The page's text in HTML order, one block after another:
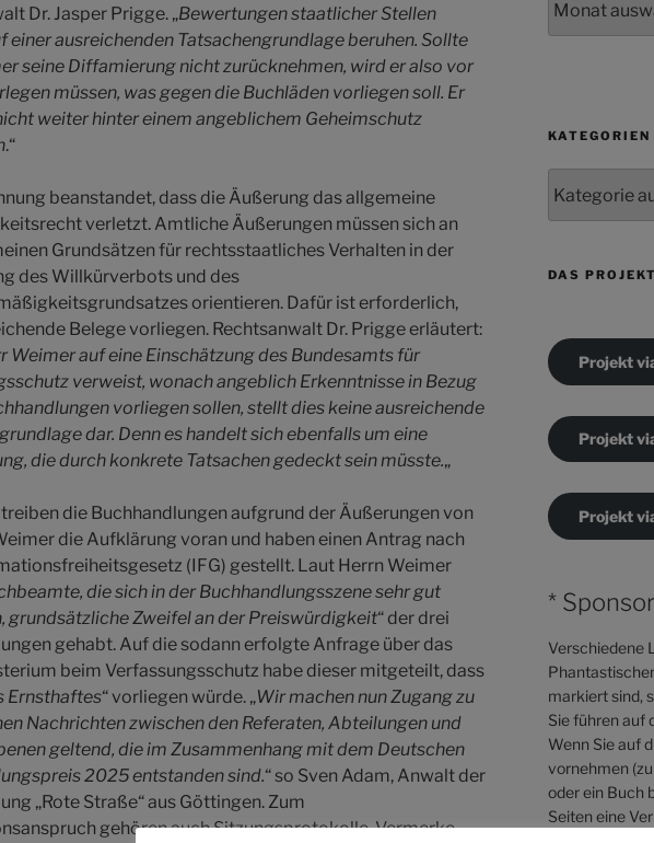
Dr. Jasper Prigge. „Bewertungen staatlicher Stellen
einer ausreichenden Tatsachengrundlage beruhen. Sollte
seine Diffamierung nicht zurücknehmen, wird er also vor
müssen, was gegen die Buchläden vorliegen soll. Er
weiter hinter einem angeblichem Geheimschutz
.“
beanstandet, dass die Äußerung das allgemeine
verletzt. Amtliche Äußerungen müssen sich an
Grundsätzen für rechtsstaatliches Verhalten in der
des Willkürverbots und des
orientieren. Dafür ist erforderlich,
Belege vorliegen. Rechtsanwalt Dr. Prigge erläutert:
Weimer auf eine Einschätzung des Bundesamts für
verweist, wonach angeblich Erkenntnisse in Bezug
vorliegen sollen, stellt dies keine ausreichende
dar. Denn es handelt sich ebenfalls um eine
die durch konkrete Tatsachen gedeckt sein müsste.„
die Buchhandlungen aufgrund der Äußerungen von
die Aufklärung voran und haben einen Antrag nach
(IFG) gestellt. Laut Herrn Weimer
die sich in der Buchhandlungsszene sehr gut
grundsätzliche Zweifel an der Preiswürdigkeit“ der drei
gehabt. Auf die sodann erfolgte Anfrage über das
beim Verfassungsschutz habe dieser mitgeteilt, dass
Ernsthaftes“ vorliegen würde. „Wir machen nun Zugang zu
Nachrichten zwischen den Referaten, Abteilungen und
geltend, die im Zusammenhang mit dem Deutschen
2025 entstanden sind.“ so Sven Adam, Anwalt der
„Rote Straße“ aus Göttingen. Zum
gehören auch Sitzungsprotokolle, Vermerke,
KATEGORIEN
DAS
Projekt
Projekt
Projekt
*
Verschiedene
markiert sind,
Sie führen auf
Wenn Sie auf
vornehmen
oder ein Buch
Seiten eine